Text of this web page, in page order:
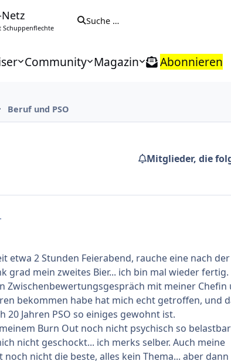
Schuppenflechte
Suche …
Community Magazin Abonnieren
Beruf und PSO
Mitglieder, die
etwa 2 Stunden Feierabend, rauche eine nach der
grad mein zweites Bier... ich bin mal wieder fertig.
Zwischenbewertungsgespräch mit meiner Chefin
bekommen habe hat mich echt getroffen, und
20 Jahren PSO so einiges gewohnt ist.
Burn Out noch nicht psychisch so
nicht geschockt... ich merks selber. Auch meine
nicht die beste, alles kein Thema... aber dann